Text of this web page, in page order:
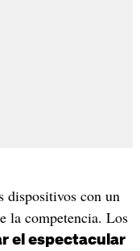
dispositivos con un
la competencia. Los
el espectacular